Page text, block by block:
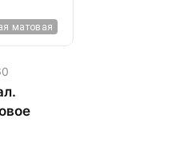
матовая